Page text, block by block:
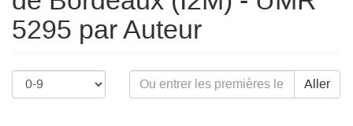
5295 par Auteur
Aller